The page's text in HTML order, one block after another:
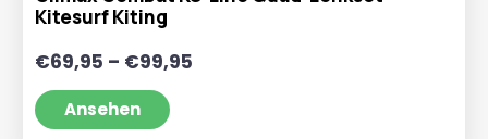
Kitesurf Kiting
€69,95 – €99,95Preisspanne:
Ansehen